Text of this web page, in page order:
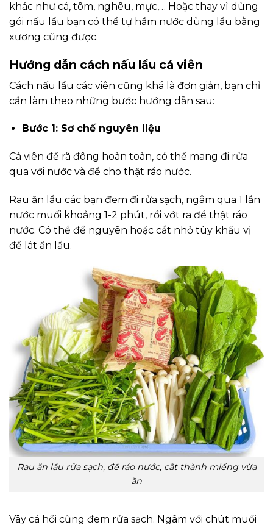
khác như cá, tôm, nghêu, mực,… Hoặc thay vì dùng
gói nấu lẩu bạn có thể tự hầm nước dùng lẩu bằng
xương cũng được.
Hướng dẫn cách nấu lẩu cá viên
Cách nấu lẩu các viên cũng khá là đơn giản, bạn chỉ
cần làm theo những bước hướng dẫn sau:
Bước 1: Sơ chế nguyên liệu
Cá viên để rã đông hoàn toàn, có thể mang đi rửa
qua với nước và để cho thật ráo nước.
Rau ăn lẩu các bạn đem đi rửa sạch, ngâm qua 1 lần
nước muối khoảng 1-2 phút, rồi vớt ra để thật ráo
nước. Có thể để nguyên hoặc cắt nhỏ tùy khẩu vị
để lát ăn lẩu.
Rau ăn lẩu rửa sạch, để ráo nước, cắt thành miếng vừa
ăn
Vây cá hồi cũng đem rửa sạch. Ngâm với chút muối